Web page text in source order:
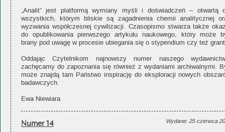
„Analit” jest platformą wymiany myśli i doświadczeń – otwartą
wszystkich, którym bliskie są zagadnienia chemii analitycznej
wyzwania współczesnej cywilizacji. Czasopismo stwarza także
do opublikowania pierwszego artykułu naukowego, który może
brany pod uwagę w procesie ubiegania się o stypendium czy też
Oddając Czytelnikom najnowszy numer naszego
zachęcamy do zapoznania się również z wydaniami archiwalnymi.
może znajdą tam Państwo inspirację do eksploracji nowych
badawczych.
Ewa Niewiara
Numer 14 Wydane: 25 czerwca